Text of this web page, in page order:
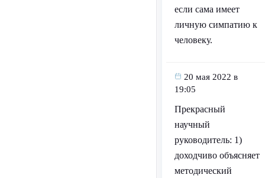
если сама имеет
личную симпатию к
человеку.
20 мая 2022 в
19:05
Прекрасный
научный
руководитель: 1)
доходчиво объясняет
методический